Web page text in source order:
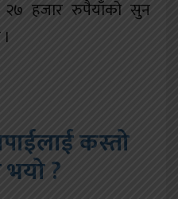
हजार रुपैयाँको सुन
कस्तो
?